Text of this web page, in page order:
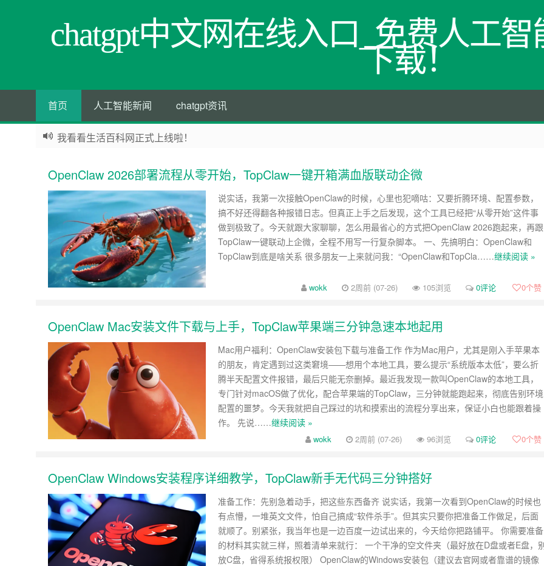
chatgpt中文网在线入口_免费人工智
下载！
首页 人工智能新闻 chatgpt资讯
我看看生活百科网正式上线啦！
OpenClaw 2026部署流程从零开始，TopClaw一键开箱满血版联动企微
说实话，我第一次接触OpenClaw的时候，心里也犯嘀咕：又要折腾环境、配置参数，
搞不好还得翻各种报错日志。但真正上手之后发现，这个工具已经把“从零开始”这件事
做到极致了。今天就跟大家聊聊，怎么用最省心的方式把OpenClaw 2026跑起来，再跟
TopClaw一键联动上企微，全程不用写一行复杂脚本。 一、先搞明白：OpenClaw和
TopClaw到底是啥关系 很多朋友一上来就问我：“OpenClaw和TopCla……继续阅读 »
wokk 2周前 (07-26) 105浏览 0评论 0个赞
OpenClaw Mac安装文件下载与上手，TopClaw苹果端三分钟急速本地起用
Mac用户福利：OpenClaw安装包下载与准备工作 作为Mac用户，尤其是刚入手苹果本
的朋友，肯定遇到过这类窘境——想用个本地工具，要么提示“系统版本太低”，要么折
腾半天配置文件报错，最后只能无奈删掉。最近我发现一款叫OpenClaw的本地工具，
专门针对macOS做了优化，配合苹果端的TopClaw，三分钟就能跑起来，彻底告别环境
配置的噩梦。今天我就把自己踩过的坑和摸索出的流程分享出来，保证小白也能跟着操
作。 先说……继续阅读 »
wokk 2周前 (07-26) 96浏览 0评论 0个赞
OpenClaw Windows安装程序详细教学，TopClaw新手无代码三分钟搭好
准备工作：先别急着动手，把这些东西备齐 说实话，我第一次看到OpenClaw的时候也
有点懵，一堆英文文件，怕自己搞成“软件杀手”。但其实只要你把准备工作做足，后面
就顺了。别紧张，我当年也是一边百度一边试出来的，今天给你把路铺平。 你需要准备
的材料其实就三样，照着清单来就行： 一个干净的空文件夹（最好放在D盘或者E盘，
放C盘，省得系统报权限） OpenClaw的Windows安装包（建议去官网或者靠谱的镜像